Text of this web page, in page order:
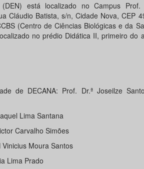
está localizado no Campus Prof.
Cláudio Batista, s/n, Cidade Nova, CEP
(Centro de Ciências Biológicas e da
no prédio Didática II, primeiro do
de DECANA: Prof. Dr.ª Joseilze
Lima Santana
Carvalho Simões
Moura Santos
Lima Prado